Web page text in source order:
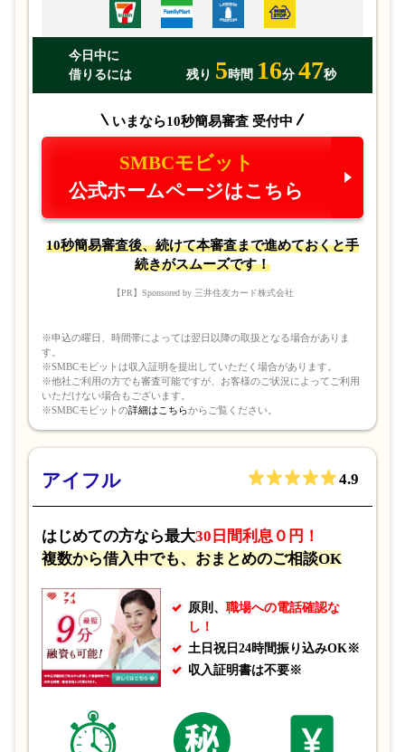
申し込み時に必要な資料は、
免許証やパスポートなど、本人
確認資料のみ
スマホと身分証さえあれば申込できる
で大変便利です。
印鑑や保証人、担保などは不要で、希望借入額によっては収
入証明書が必要です。
いかがでしたでしょうか？以上が金融機関が審査で確認して
いるポイントと、申し込み時の必要な資料です。
落ちするリスクが高まるため、間違いがないかしっかりと確
認するようにしてくださいね。
今日中に
借りるには
残り 5 時間 16分 47秒
いまなら10秒簡易審査 受付中
SMBCモビット
公式ホームページはこちら
10秒簡易審査後、続けて本審査まで進めておくと手
続きがスムーズです！
【PR】Sponsored by 三井住友カード株式会社
※申込の曜日、時間帯によっては翌日以降の取扱となる場合がありま
す。
※SMBCモビットは収入証明を提出していただく場合があります。
※他社ご利用の方でも審査可能ですが、お客様のご状況によってご利用
いただけない場合もございます。
※SMBCモビットの詳細はこちらからご覧ください。
アイフル 4.9
はじめての方なら最大30日間利息０円！
複数から借入中でも、おまとめのご相談OK
原則、職場への電話確認な
し！
土日祝日24時間振り込みOK※
収入証明書は不要※